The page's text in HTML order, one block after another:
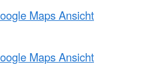
Maps Ansicht
Maps Ansicht